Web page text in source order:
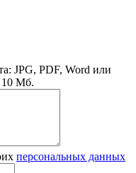
JPG, PDF, Word или
10 Мб.
персональных данных